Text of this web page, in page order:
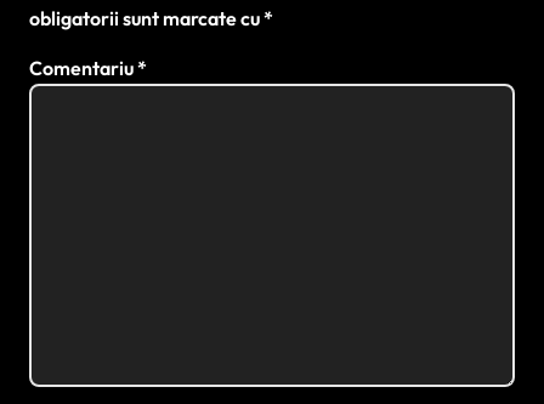
obligatorii sunt marcate cu*
Comentariu*